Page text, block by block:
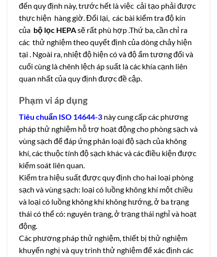
đến quy định này, trước hết là việc cải tạo phải được
thực hiện hàng giờ. Đổi lại, các bài kiểm tra độ kín
của bộ lọc HEPAsẽ rất phù hợp .Thứ ba, cần chỉ ra
các thử nghiệm theo quyết định của dòng chảy hiện
tại . Ngoài ra, nhiệt độ hiện có và độ ẩm tương đối và
cuối cùng là chênh lệch áp suất là các khía cạnh liên
quan nhất của quy định được đề cập.
Phạm vi áp dụng
Tiêu chuẩn ISO 14644-3 này cung cấp các phương
pháp thử nghiệm hỗ trợ hoạt động cho phòng sạch và
vùng sạch để đáp ứng phân loại độ sạch của không
khí, các thuộc tính độ sạch khác và các điều kiện được
kiểm soát liên quan.
Kiểm tra hiệu suất được quy định cho hai loại phòng
sạch và vùng sạch: loại có luồng không khí một chiều
và loại có luồng không khí không hướng, ở ba trạng
thái có thể có: nguyên trạng, ở trạng thái nghỉ và hoạt
động.
Các phương pháp thử nghiệm, thiết bị thử nghiệm
khuyến nghị và quy trình thử nghiệm để xác định các